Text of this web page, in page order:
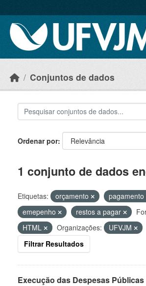
Conjuntos de dados
Ordenar por
1 conjunto de dados
Etiquetas: orçamento
pagamento
emepenho
restos a pagar
HTML
Organizações:
UFVJM
Filtrar Resultados
Execução das Despesas Públicas